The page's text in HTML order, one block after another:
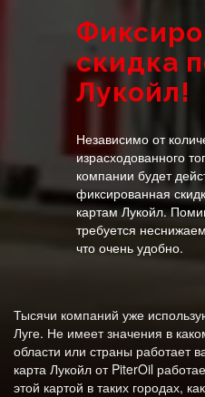
скидка
Лукойл!
Независимо от
израсходованного
компании будет
фиксированная
картам Лукойл.
требуется
что очень удобно.
Тысячи компаний уже
Луге. Не имеет значения в
области или страны работает
карта Лукойл от PiterOil
этой картой в таких городах, как